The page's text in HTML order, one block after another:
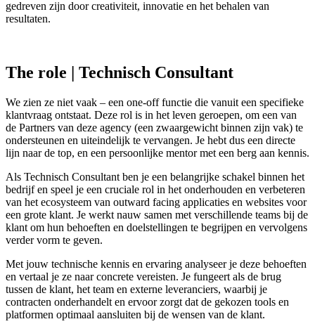
gedreven zijn door creativiteit, innovatie en het behalen van
resultaten.
The role | Technisch Consultant
We zien ze niet vaak – een one-off functie die vanuit een specifieke
klantvraag ontstaat. Deze rol is in het leven geroepen, om een van
de Partners van deze agency (een zwaargewicht binnen zijn vak) te
ondersteunen en uiteindelijk te vervangen. Je hebt dus een directe
lijn naar de top, en een persoonlijke mentor met een berg aan kennis.
Als Technisch Consultant ben je een belangrijke schakel binnen het
bedrijf en speel je een cruciale rol in het onderhouden en verbeteren
van het ecosysteem van outward facing applicaties en websites voor
een grote klant. Je werkt nauw samen met verschillende teams bij de
klant om hun behoeften en doelstellingen te begrijpen en vervolgens
verder vorm te geven.
Met jouw technische kennis en ervaring analyseer je deze behoeften
en vertaal je ze naar concrete vereisten. Je fungeert als de brug
tussen de klant, het team en externe leveranciers, waarbij je
contracten onderhandelt en ervoor zorgt dat de gekozen tools en
platformen optimaal aansluiten bij de wensen van de klant.